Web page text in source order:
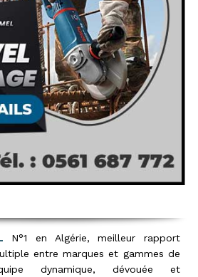
N°1 en Algérie, meilleur rapport
entre marques et gammes de
dynamique, dévouée et